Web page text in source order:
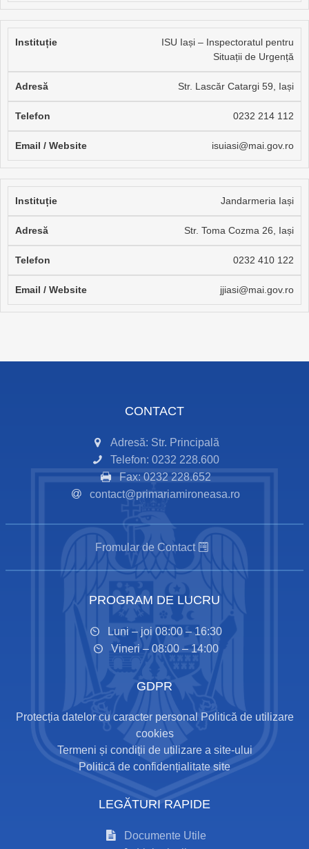
ISU Iași – Inspectoratul pentru
Situații de Urgență
Str. Lascăr Catargi 59, Iași
0232 214 112
isuiasi@mai.gov.ro
Jandarmeria Iași
Str. Toma Cozma 26, Iași
0232 410 122
jjiasi@mai.gov.ro
CONTACT
Adresă: Str. Principală
Telefon: 0232 228.600
Fax: 0232 228.652
contact@primariamironeasa.ro
Fromular de Contact
PROGRAM DE LUCRU
Luni – joi 08:00 – 16:30
Vineri – 08:00 – 14:00
GDPR
Protecția datelor cu caracter personal
Politică de utilizare
cookies
Termeni și condiții de utilizare a site-ului
Politică de confidențialitate site
LEGĂTURI RAPIDE
Documente Utile